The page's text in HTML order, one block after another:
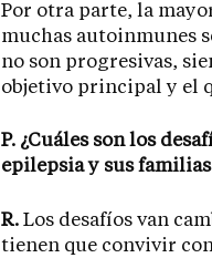
Por otra parte, la
muchas autoinmunes
no son progresivas,
objetivo principal y el
P. ¿Cuáles son los
epilepsia y sus
R. Los desafíos van
tienen que convivir